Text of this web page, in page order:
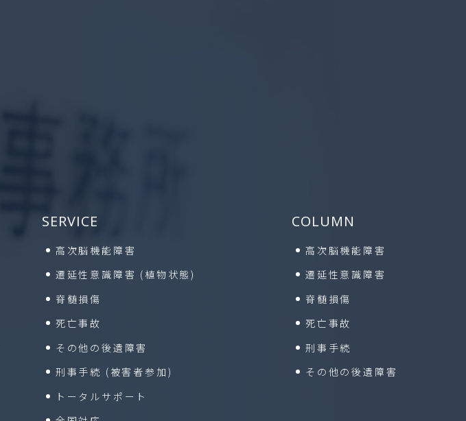
SERVICE
高次脳機能障害
遷延性意識障害 (植物状態)
脊髄損傷
死亡事故
その他の後遺障害
刑事手続 (被害者参加)
トータルサポート
COLUMN
高次脳機能障害
遷延性意識障害
脊髄損傷
死亡事故
刑事手続
その他の後遺障害